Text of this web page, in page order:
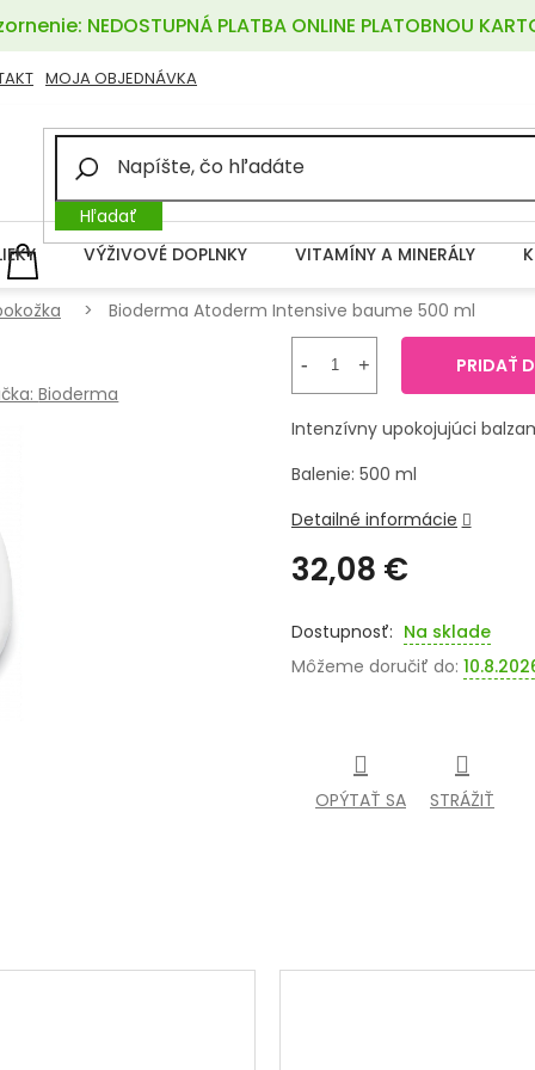
NEDOSTUPNÁ PLATBA ONLINE PLATOBNOU
MOJA OBJEDNÁVKA
Hľadať
NÁKUPNÝ
KOŠÍK
VÝŽIVOVÉ DOPLNKY VITAMÍNY A MINERÁLY
Bioderma Atoderm Intensive baume 500 ml
Bioderma
32,08 €
cena:
Na sklade
Môžeme doručiť do:
PRIDAŤ
Intenzívny upokojujúci
Balenie: 500 ml
Detailné informácie
OPÝTAŤ SA STRÁŽIŤ